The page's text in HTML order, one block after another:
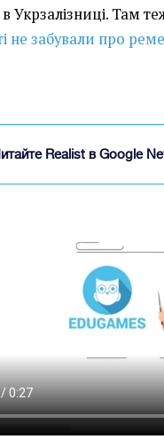
Укрзалізниці. Там
не забували про
Realist в Google